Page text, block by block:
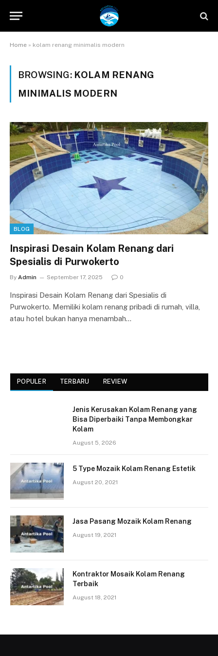
Home » kolam renang minimalis modern
BROWSING: KOLAM RENANG
MINIMALIS MODERN
BLOG
Inspirasi Desain Kolam Renang dari
Spesialis di Purwokerto
By Admin September 17, 2025 0
Inspirasi Desain Kolam Renang dari Spesialis di
Purwokerto. Memiliki kolam renang pribadi di rumah, villa,
atau hotel bukan hanya menambah…
POPULER TERBARU REVIEW
Jenis Kerusakan Kolam Renang yang
Bisa Diperbaiki Tanpa Membongkar
Kolam
August 5, 2026
5 Type Mozaik Kolam Renang Estetik
August 20, 2021
Jasa Pasang Mozaik Kolam Renang
August 19, 2021
Kontraktor Mosaik Kolam Renang
Terbaik
August 18, 2021